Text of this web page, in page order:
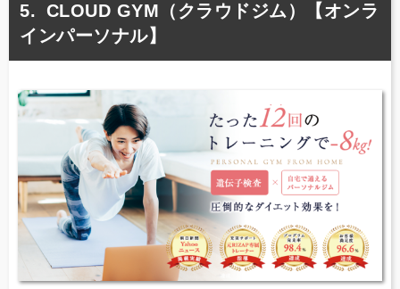
CLOUD GYM（クラウドジム）【オンラ
インパーソナル】